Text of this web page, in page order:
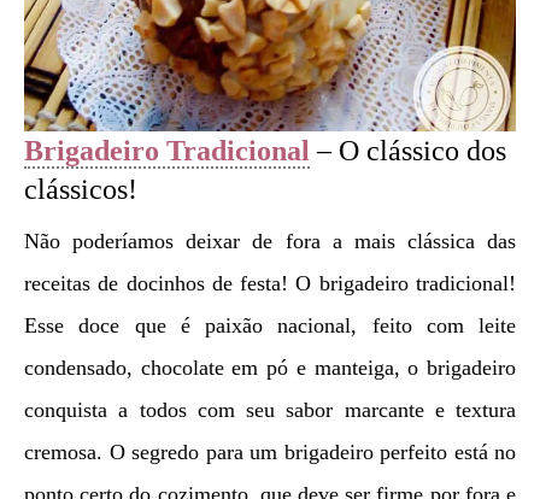
Brigadeiro Tradicional – O clássico dos
clássicos!
Não poderíamos deixar de fora a mais clássica das
receitas de docinhos de festa! O brigadeiro tradicional!
Esse doce que é paixão nacional, feito com leite
condensado, chocolate em pó e manteiga, o brigadeiro
conquista a todos com seu sabor marcante e textura
cremosa. O segredo para um brigadeiro perfeito está no
ponto certo do cozimento, que deve ser firme por fora e